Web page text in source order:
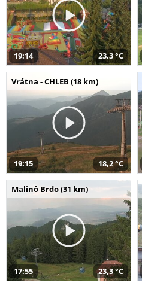
19:14 23,3 °C
Vrátna - CHLEB (18 km)
19:15 18,2 °C
Malinô Brdo (31 km)
17:55 23,3 °C